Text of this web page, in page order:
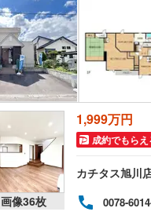
画像36枚
1,999万円
成約でもらえ
カチタス旭川
0078-
虻田郡豊
勇払郡
勇払郡む
新冠郡新
幌泉郡え
河東郡